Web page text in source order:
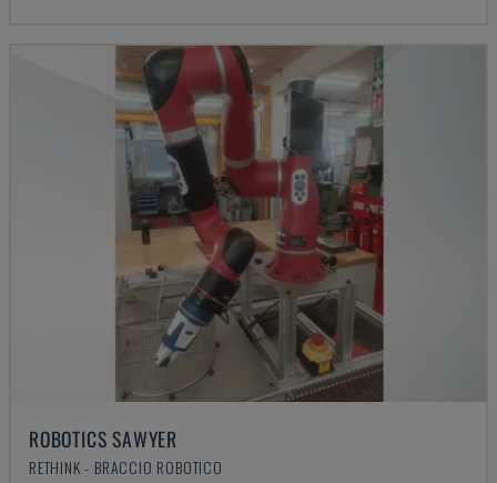
ROBOTICS SAWYER
RETHINK - BRACCIO ROBOTICO